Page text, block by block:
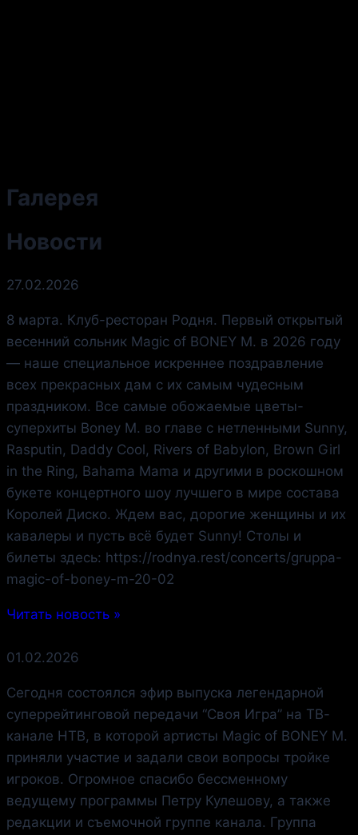
Галерея
Новости
27.02.2026
8 марта. Клуб-ресторан Родня. Первый открытый
весенний сольник Magic of BONEY M. в 2026 году
— наше специальное искреннее поздравление
всех прекрасных дам с их самым чудесным
праздником. Все самые обожаемые цветы-
суперхиты Boney M. во главе с нетленными Sunny,
Rasputin, Daddy Cool, Rivers of Babylon, Brown Girl
in the Ring, Bahama Mama и другими в роскошном
букете концертного шоу лучшего в мире состава
Королей Диско. Ждем вас, дорогие женщины и их
кавалеры и пусть всё будет Sunny! Столы и
билеты здесь: https://rodnya.rest/concerts/gruppa-
magic-of-boney-m-20-02
Читать новость »
01.02.2026
Сегодня состоялся эфир выпуска легендарной
cуперрейтинговой передачи “Своя Игра” на ТВ-
канале НТВ, в которой артисты Magic of BONEY M.
приняли участие и задали свои вопросы тройке
игроков. Огромное спасибо бессменному
ведущему программы Петру Кулешову, а также
редакции и съемочной группе канала. Группа